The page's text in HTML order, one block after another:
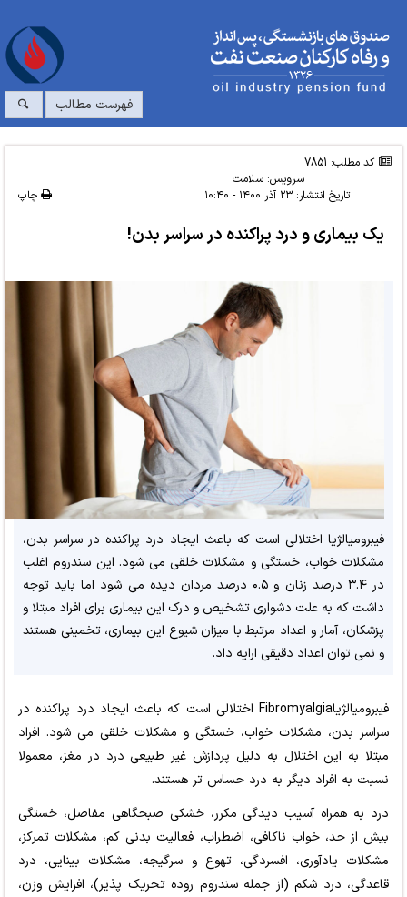
فهرست مطالب
کد مطلب: 7851
سرویس:سلامت
تاریخ انتشار: ۲۳ آذر ۱۴۰۰ - ۱۰:۴۰ چاپ
یک بیماری و درد پراکنده در سراسر بدن!
فیبرومیالژیا اختلالی است که باعث ایجاد درد پراکنده در سراسر بدن،
مشکلات خواب، خستگی و مشکلات خلقی می شود. این سندروم اغلب
در ۳.۴ درصد زنان و ۰.۵ درصد مردان دیده می شود اما باید توجه
داشت که به علت دشواری تشخیص و درک این بیماری برای افراد مبتلا و
پزشکان، آمار و اعداد مرتبط با میزان شیوع این بیماری، تخمینی هستند
و نمی توان اعداد دقیقی ارایه داد.
فیبرومیالژیاFibromyalgia اختلالی است که باعث ایجاد درد پراکنده در
سراسر بدن، مشکلات خواب، خستگی و مشکلات خلقی می شود. افراد
مبتلا به این اختلال به دلیل پردازش غیر طبیعی درد در مغز، معمولا
نسبت به افراد دیگر به درد حساس تر هستند.
درد به همراه آسیب دیدگی مکرر، خشکی صبحگاهی مفاصل، خستگی
بیش از حد، خواب ناکافی، اضطراب، فعالیت بدنی کم، مشکلات تمرکز،
مشکلات یادآوری، افسردگی، تهوع و سرگیجه، مشکلات بینایی، درد
قاعدگی، درد شکم (از جمله سندروم روده تحریک پذیر)، افزایش وزن،